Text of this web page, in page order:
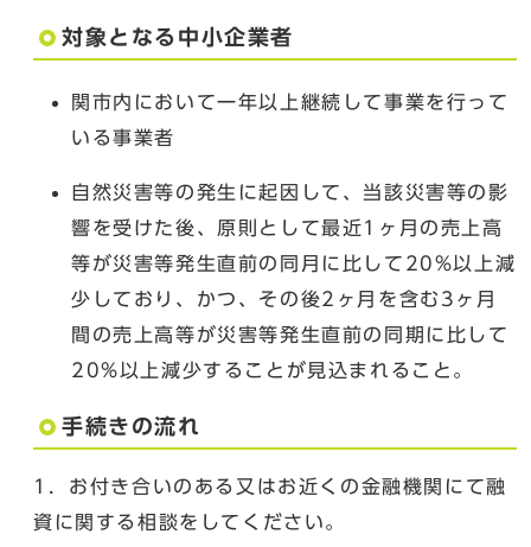
対象となる中小企業者
関市内において一年以上継続して事業を行って
いる事業者
自然災害等の発生に起因して、当該災害等の影
響を受けた後、原則として最近1ヶ月の売上高
等が災害等発生直前の同月に比して20%以上減
少しており、かつ、その後2ヶ月を含む3ヶ月
間の売上高等が災害等発生直前の同期に比して
20%以上減少することが見込まれること。
手続きの流れ
1．お付き合いのある又はお近くの金融機関にて融
資に関する相談をしてください。